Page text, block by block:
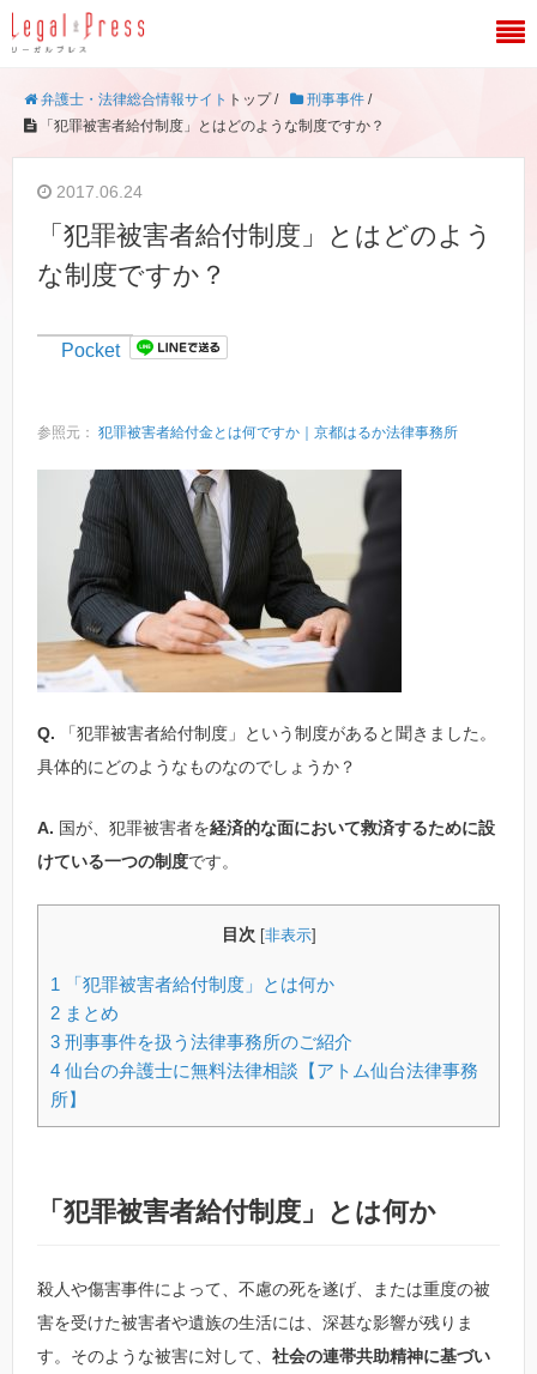
弁護士・法律総合情報サイト トップ / 刑事事件 /
「犯罪被害者給付制度」とはどのような制度ですか？
2017.06.24
「犯罪被害者給付制度」とはどのよう
な制度ですか？
Pocket
参照元： 犯罪被害者給付金とは何ですか｜京都はるか法律事務所
Q. 「犯罪被害者給付制度」という制度があると聞きました。
具体的にどのようなものなのでしょうか？
A. 国が、犯罪被害者を経済的な面において救済するために設
けている一つの制度です。
目次 非表示]
1 「犯罪被害者給付制度」とは何か
2 まとめ
3 刑事事件を扱う法律事務所のご紹介
4 仙台の弁護士に無料法律相談【アトム仙台法律事務
所】
「犯罪被害者給付制度」とは何か
殺人や傷害事件によって、不慮の死を遂げ、または重度の被
害を受けた被害者や遺族の生活には、深甚な影響が残りま
す。そのような被害に対して、 社会の連帯共助精神に基づい